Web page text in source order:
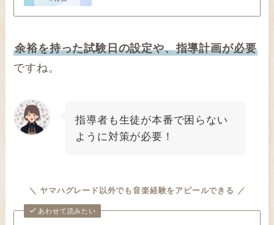
余裕を持った試験日の設定や、指導計画が必要
ですね。
指導者も生徒が本番で困らない
ように対策が必要！
＼ ヤマハグレード以外でも音楽経験をアピールできる ／
あわせて読みたい